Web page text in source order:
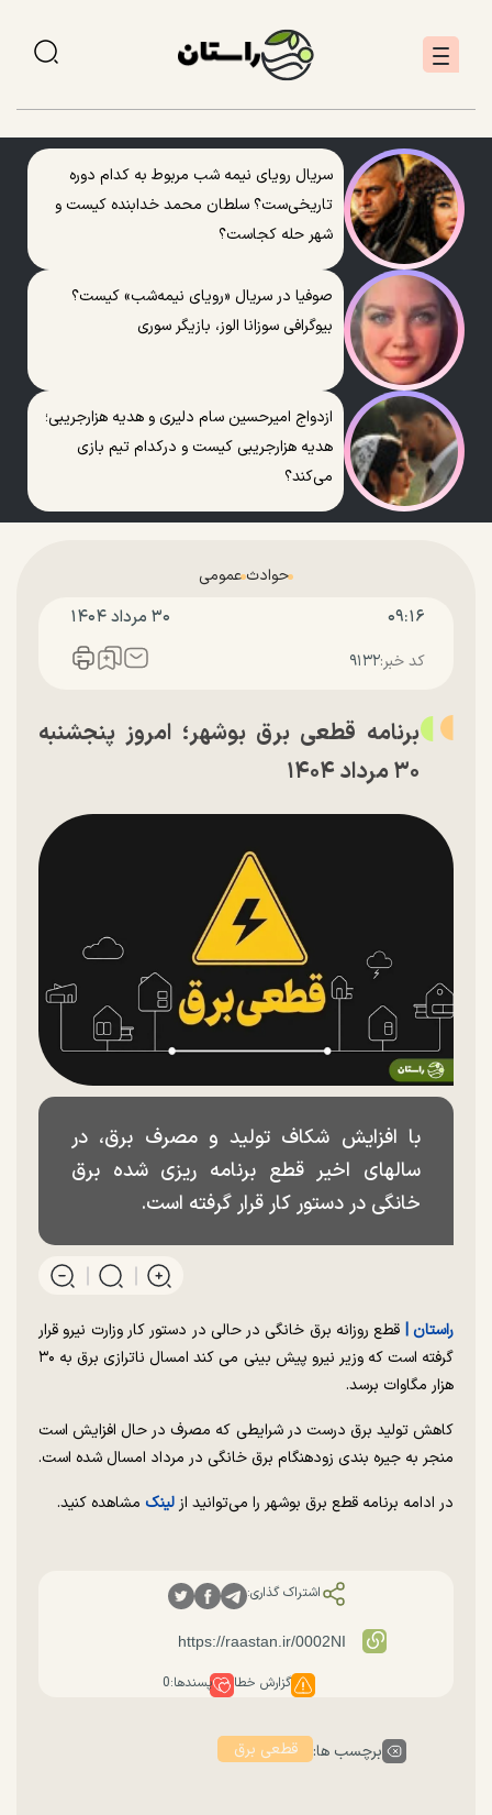
سریال رویای نیمه شب مربوط به کدام دوره
تاریخی‌ست؟ سلطان محمد خدابنده کیست و
شهر حله کجاست؟
صوفیا در سریال «رویای نیمه‌شب» کیست؟
بیوگرافی سوزانا الوز، بازیگر سوری
ازدواج امیرحسین سام دلیری و هدیه هزارجریبی؛
هدیه هزارجریبی کیست و درکدام تیم بازی
می‌کند؟
حوادث عمومی
۰۹:۱۶ ۳۰ مرداد ۱۴۰۴
کد خبر:۹۱۳۲
برنامه قطعی برق بوشهر؛ امروز پنجشنبه
۳۰ مرداد ۱۴۰۴
با افزایش شکاف تولید و مصرف برق، در
سالهای اخیر قطع برنامه ریزی شده برق
خانگی در دستور کار قرار گرفته است.
راستان | قطع روزانه برق خانگی در حالی در دستور کار وزارت نیرو قرار
گرفته است که وزیر نیرو پیش بینی می کند امسال ناترازی برق به ۳۰
هزار مگاوات برسد.
کاهش تولید برق درست در شرایطی که مصرف در حال افزایش است
منجر به جیره بندی زودهنگام برق خانگی در مرداد امسال شده است.
در ادامه برنامه قطع برق بوشهر را می‌توانید ازلینک مشاهده کنید.
اشتراک گذاری:
گزارش خطا پسندها:0
برچسب ها: قطعی برق